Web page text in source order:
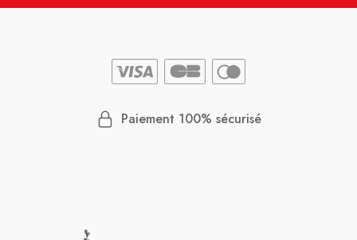
Paiement 100% sécurisé